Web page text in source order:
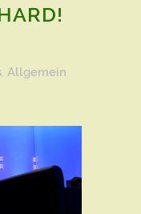
, Allgemein